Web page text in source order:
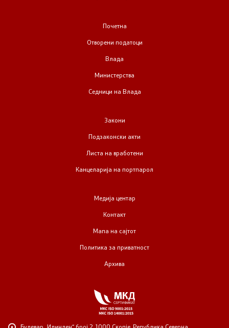
Почетна
Отворени податоци
Влада
Министерства
Седници на Влада
Закони
Подзаконски акти
Листа на вработени
Канцеларија на портпарол
Медија центар
Контакт
Мапа на сајтот
Политика за приватност
Архива
Булевар „Илинден“ број 2, 1000 Скопје, Република Северна